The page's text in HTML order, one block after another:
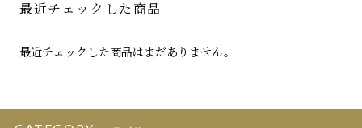
最近チェックした商品
最近チェックした商品はまだありません。